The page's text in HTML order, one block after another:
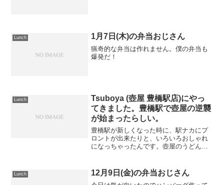
Lunch 1月7日(木)の弁当おじさん
猟奇的な弁当は作れません。僕の弁当も
爆発だ！
Lunch
Tsuboya (壺屋 豊橋駅店)にやっ
てきました。豊橋駅で壺屋の逆襲
が始まったらしい。
豊橋駅が新しくなった時に、駅ナカにプ
ロントが出来たりと、いろいろおしゃれ
になっちゃったんです。壺屋のうどん屋
(壺屋 豊橋駅店)にやってきました。330円
のうどん...
Lunch 12月9日(金)の弁当おじさん